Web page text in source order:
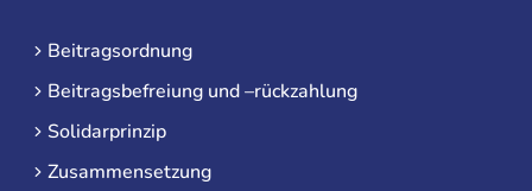
Beitragsordnung
Beitragsbefreiung und –rückzahlung
Solidarprinzip
Zusammensetzung